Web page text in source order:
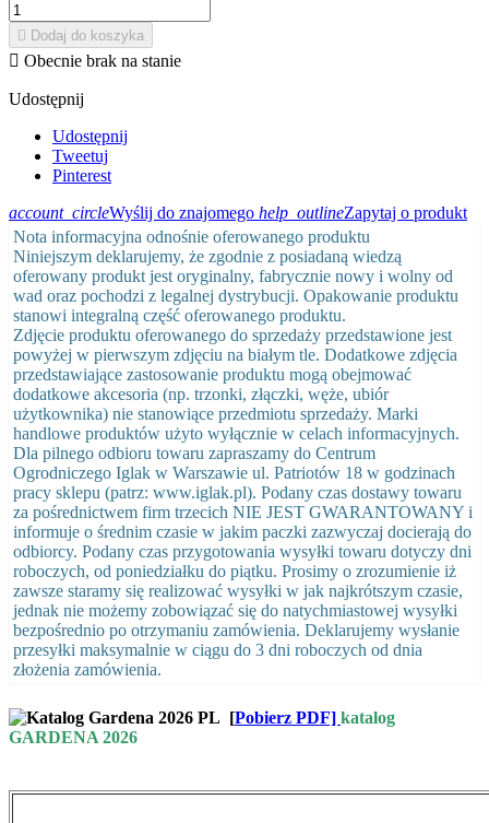
 Dodaj do koszyka
 Obecnie brak na stanie
Udostępnij
Udostępnij
Tweetuj
Pinterest
account_circleWyślij do znajomego help_outlineZapytaj o produkt
Nota informacyjna odnośnie oferowanego produktu
Niniejszym deklarujemy, że zgodnie z posiadaną wiedzą
oferowany produkt jest oryginalny, fabrycznie nowy i wolny od
wad oraz pochodzi z legalnej dystrybucji. Opakowanie produktu
stanowi integralną część oferowanego produktu.
Zdjęcie produktu oferowanego do sprzedaży przedstawione jest
powyżej w pierwszym zdjęciu na białym tle. Dodatkowe zdjęcia
przedstawiające zastosowanie produktu mogą obejmować
dodatkowe akcesoria (np. trzonki, złączki, węże, ubiór
użytkownika) nie stanowiące przedmiotu sprzedaży. Marki
handlowe produktów użyto wyłącznie w celach informacyjnych.
Dla pilnego odbioru towaru zapraszamy do Centrum
Ogrodniczego Iglak w Warszawie ul. Patriotów 18 w godzinach
pracy sklepu (patrz: www.iglak.pl). Podany czas dostawy towaru
za pośrednictwem firm trzecich NIE JEST GWARANTOWANY i
informuje o średnim czasie w jakim paczki zazwyczaj docierają do
odbiorcy. Podany czas przygotowania wysyłki towaru dotyczy dni
roboczych, od poniedziałku do piątku. Prosimy o zrozumienie iż
zawsze staramy się realizować wysyłki w jak najkrótszym czasie,
jednak nie możemy zobowiązać się do natychmiastowej wysyłki
bezpośrednio po otrzymaniu zamówienia. Deklarujemy wysłanie
przesyłki maksymalnie w ciągu do 3 dni roboczych od dnia
złożenia zamówienia.
[Pobierz PDF] katalog
GARDENA 2026